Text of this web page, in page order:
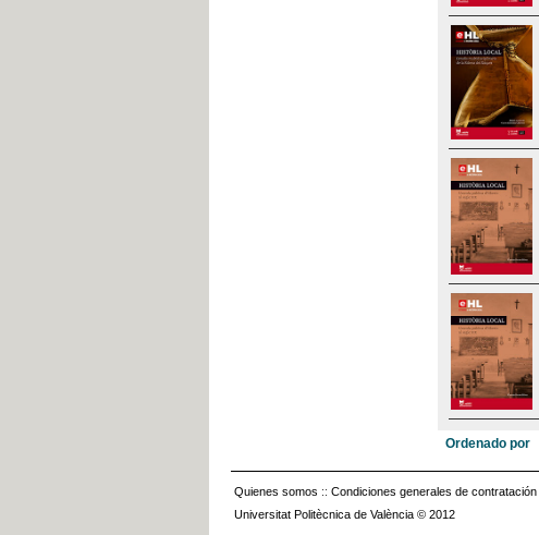
Ordenado por
Quienes somos :: Condiciones generales de contratación
Universitat Politècnica de València © 2012